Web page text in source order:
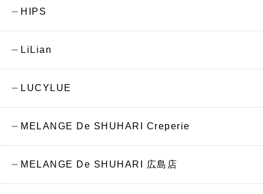
HIPS
LiLian
LUCYLUE
MELANGE De SHUHARI Creperie
MELANGE De SHUHARI 広島店